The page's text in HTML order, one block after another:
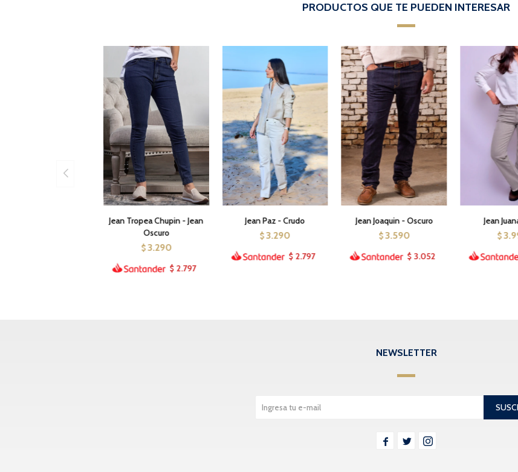
PRODUCTOS QUE TE PUEDEN INTERESAR
Jean Tropea Chupin - Jean
Oscuro
$ 3.290
$ 2.797
Jean Paz - Crudo
$ 3.290
$ 2.797
Jean Joaquin - Oscuro
$ 3.590
$ 3.052
Jean
$
NEWSLETTER
  